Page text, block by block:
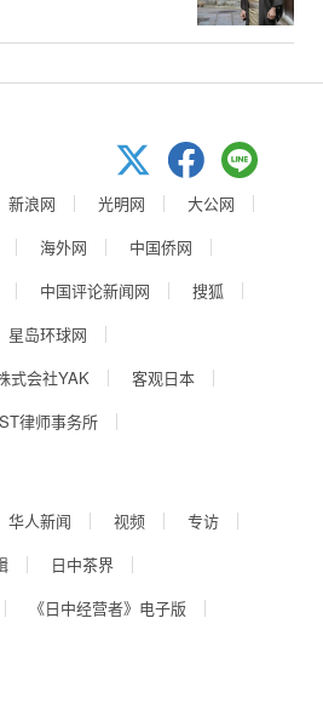
新浪网 光明网
大公网
海外网
中国侨网
中国评论新闻网
搜狐
星岛环球网
式会社YAK
客观日本
律师事务所
华人新闻 视频
专访
日中茶界
《日中经营者》电子版